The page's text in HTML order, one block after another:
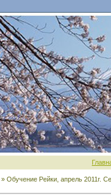
» Обучение Рейки, апрель 2011г.